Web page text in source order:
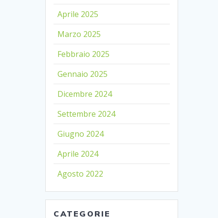
Aprile 2025
Marzo 2025
Febbraio 2025
Gennaio 2025
Dicembre 2024
Settembre 2024
Giugno 2024
Aprile 2024
Agosto 2022
CATEGORIE